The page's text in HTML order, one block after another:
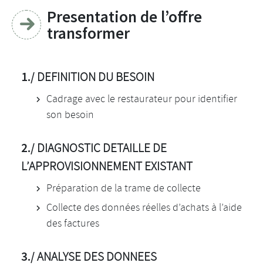
Presentation de l’offre
transformer
1./ DEFINITION DU BESOIN
Cadrage avec le restaurateur pour identifier
son besoin
2./ DIAGNOSTIC DETAILLE DE
L’APPROVISIONNEMENT EXISTANT
Préparation de la trame de collecte
Collecte des données réelles d’achats à l’aide
des factures
3./ANALYSE DES DONNEES